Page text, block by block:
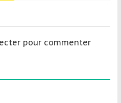
pour commenter